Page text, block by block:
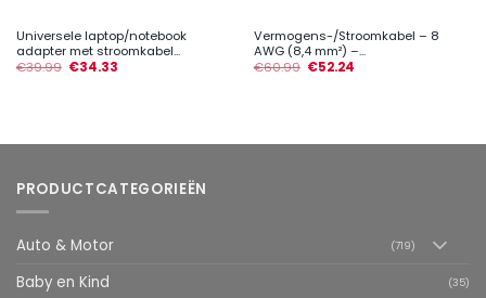
Universele laptop/notebook
adapter met stroomkabel...
€39.99 €34.33
Vermogens-/Stroomkabel – 8
AWG (8,4 mm²) –...
€60.99 €52.24
PRODUCTCATEGORIEËN
Auto & Motor (719)
Baby en Kind (35)